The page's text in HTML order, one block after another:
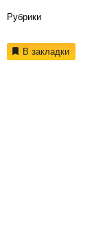
Рубрики
В закладки